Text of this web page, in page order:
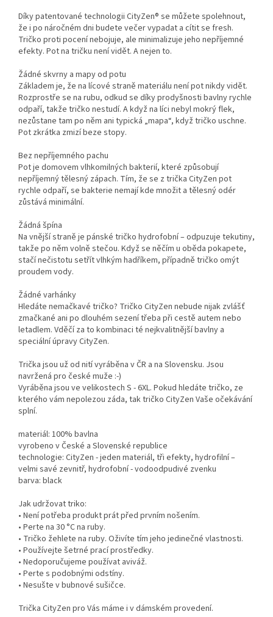
Díky patentované technologii CityZen® se můžete spolehnout,
že i po náročném dni budete večer vypadat a cítit se fresh.
Tričko proti pocení nebojuje, ale minimalizuje jeho nepříjemné
efekty. Pot na tričku není vidět. A nejen to.
Žádné skvrny a mapy od potu
Základem je, že na lícové straně materiálu není pot nikdy vidět.
Rozprostře se na rubu, odkud se díky prodyšnosti bavlny rychle
odpaří, takže tričko nestudí. A když na líci nebyl mokrý flek,
nezůstane tam po něm ani typická „mapa“, když tričko uschne.
Pot zkrátka zmizí beze stopy.
Bez nepříjemného pachu
Pot je domovem vlhkomilných bakterií, které způsobují
nepříjemný tělesný zápach. Tím, že se z trička CityZen pot
rychle odpaří, se bakterie nemají kde množit a tělesný odér
zůstává minimální.
Žádná špína
Na vnější straně je pánské tričko hydrofobní – odpuzuje tekutiny,
takže po něm volně stečou. Když se něčím u oběda pokapete,
stačí nečistotu setřít vlhkým hadříkem, případně tričko omýt
proudem vody.
Žádné varhánky
Hledáte nemačkavé tričko? Tričko CityZen nebude nijak zvlášť
zmačkané ani po dlouhém sezení třeba při cestě autem nebo
letadlem. Vděčí za to kombinaci té nejkvalitnější bavlny a
speciální úpravy CityZen.
Trička jsou už od nití vyráběna v ČR a na Slovensku. Jsou
navržená pro české muže :-)
Vyráběna jsou ve velikostech S - 6XL. Pokud hledáte tričko, ze
kterého vám nepolezou záda, tak tričko CityZen Vaše očekávání
splní.
materiál: 100% bavlna
vyrobeno v České a Slovenské republice
technologie: CityZen - jeden materiál, tři efekty, hydrofilní –
velmi savé zevnitř, hydrofobní - vodoodpudivé zvenku
barva: black
Jak udržovat triko:
• Není potřeba produkt prát před prvním nošením.
• Perte na 30 °C na ruby.
• Tričko žehlete na ruby. Oživíte tím jeho jedinečné vlastnosti.
• Používejte šetrné prací prostředky.
• Nedoporučujeme používat aviváž.
• Perte s podobnými odstíny.
• Nesušte v bubnové sušičce.
Trička CityZen pro Vás máme i v dámském provedení.